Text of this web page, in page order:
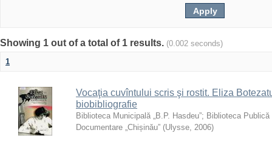
Showing 1 out of a total of 1 results. (0.002 seconds)
1
Vocaţia cuvîntului scris şi rostit. Eliza
biobibliografie
Biblioteca Municipală „B.P. Hasdeu”; Biblioteca Publică
Documentare „Chișinău” (Ulysse, 2006)